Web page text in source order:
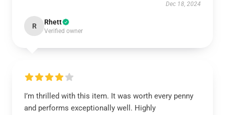
Dec 18, 2024
R Rhett
Verified owner
I’m thrilled with this item. It was worth every penny
and performs exceptionally well. Highly